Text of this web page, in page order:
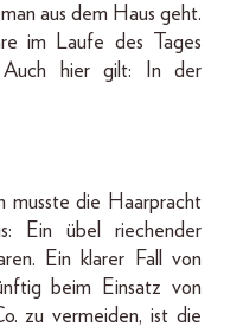
aus dem Haus geht.
im Laufe des Tages
Auch hier gilt: In der
musste die Haarpracht
Ein übel riechender
Ein klarer Fall von
beim Einsatz von
zu vermeiden, ist die